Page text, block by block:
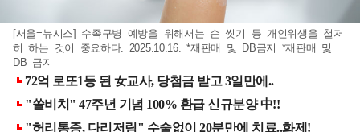
[서울=뉴시스] 수족구병 예방을 위해서는 손 씻기 등 개인위생을 철저
히 하는 것이 중요하다. 2025.10.16. *재판매 및 DB금지 *재판매 및
DB 금지